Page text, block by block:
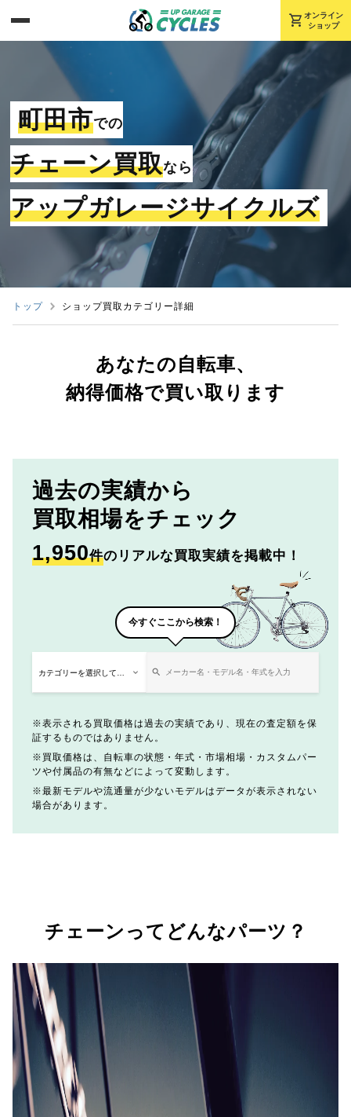
shopping_cart オンライン
ショップ
町田市での
チェーン買取なら
アップガレージサイクルズ
トップ ショップ買取カテゴリー詳細
あなたの自転車、
納得価格で買い取ります
過去の実績から
買取相場をチェック
1,950件のリアルな買取実績を掲載中！
今すぐここから検索！
表示される買取価格は過去の実績であり、現在の査定額を保
証するものではありません。
買取価格は、自転車の状態・年式・市場相場・カスタムパー
ツや付属品の有無などによって変動します。
最新モデルや流通量が少ないモデルはデータが表示されない
場合があります。
チェーンってどんなパーツ？